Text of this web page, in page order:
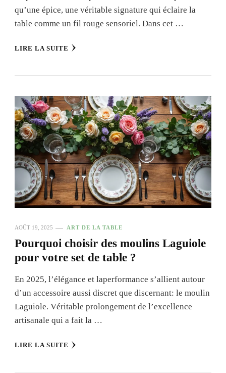
qu’une épice, une véritable signature qui éclaire la
table comme un fil rouge sensoriel. Dans cet …
LIRE LA SUITE
AOÛT 19, 2025 ART DE LA TABLE
Pourquoi choisir des moulins Laguiole
pour votre set de table ?
En 2025, l’élégance et laperformance s’allient autour
d’un accessoire aussi discret que discernant: le moulin
Laguiole. Véritable prolongement de l’excellence
artisanale qui a fait la …
LIRE LA SUITE